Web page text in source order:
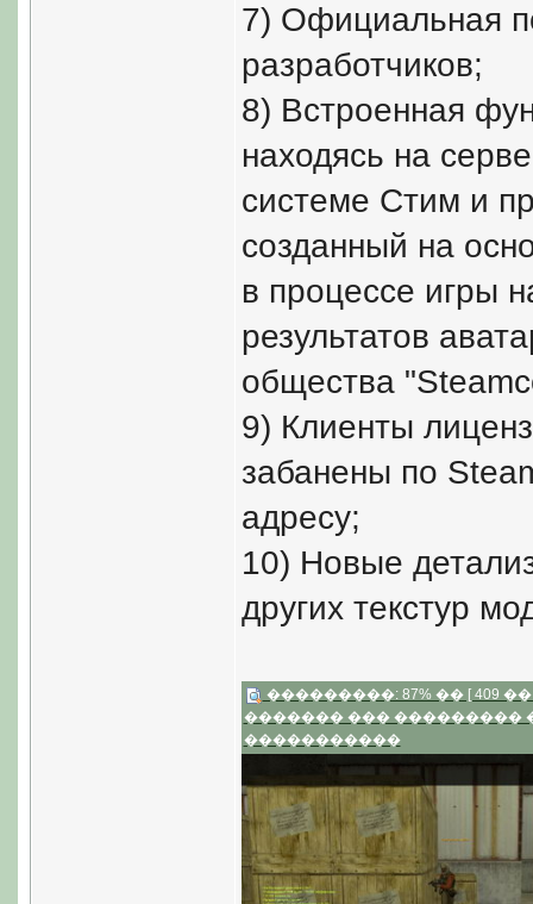
7) Официальная
разработчиков;
8) Встроенная
находясь на
системе Стим и
созданный на
в процессе игры
результатов
общества
9) Клиенты
забанены по
адресу;
10) Новые
других текстур
���������: 87% �� [ 409 ��
������� ��� ���������
�����������